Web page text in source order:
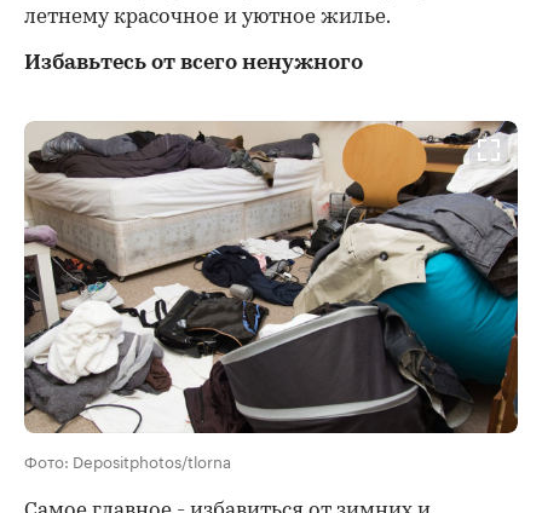
летнему красочное и уютное жилье.
Избавьтесь от всего ненужного
Фото: Depositphotos/tlorna